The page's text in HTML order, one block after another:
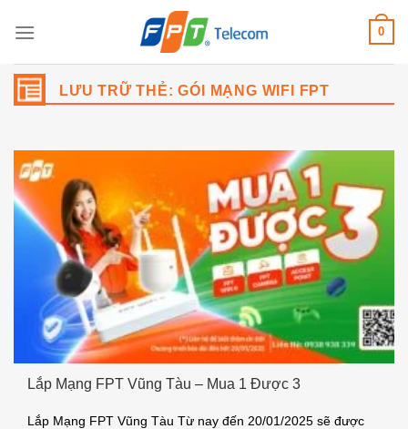
qua
dung
0
LƯU TRỮ THẺ:GÓI MẠNG WIFI FPT
Lắp Mạng FPT Vũng Tàu – Mua 1 Được 3
Lắp Mạng FPT Vũng Tàu Từ nay đến 20/01/2025 sẽ được